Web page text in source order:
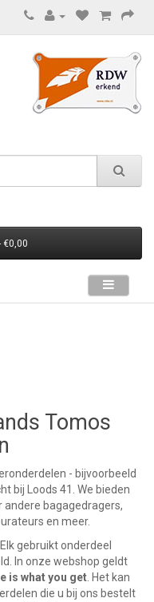
€0,00
Tomos
- bijvoorbeeld
bij Loods 41. We bieden
bagagedragers,
en meer.
gebruikt onderdeel
In onze webshop geldt
is what you get . Het kan
die u bij ons bestelt